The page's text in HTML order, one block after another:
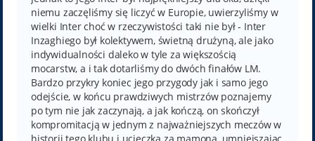
niemu zaczęliśmy się liczyć w Europie, uwierzyliśmy w
wielki Inter choć w rzeczywistości taki nie był - Inter
Inzaghiego był kolektywem, świetną drużyną, ale jako
indywidualności daleko w tyle za większością
mocarstw, a i tak dotarliśmy do dwóch finałów LM.
Bardzo przykry koniec jego przygody jak i samo jego
odejście, w końcu prawdziwych mistrzów poznajemy
po tym nie jak zaczynają, a jak kończą, on skończył
kompromitacją w jednym z najważniejszych meczów w